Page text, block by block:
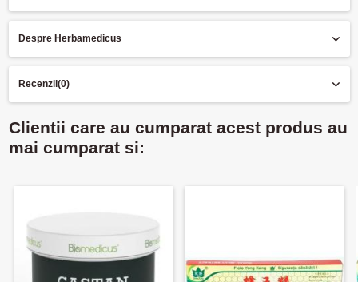
Despre Herbamedicus
Recenzii(0)
Clientii care au cumparat acest produs au
mai cumparat si: